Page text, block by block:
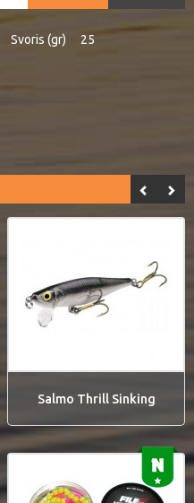
Svoris (gr) 25
Salmo Thrill Sinking